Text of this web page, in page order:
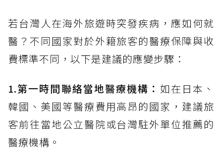
若台灣人在海外旅遊時突發疾病，應如何就
醫？不同國家對於外籍旅客的醫療保障與收
費標準不同，以下是建議的應變步驟：
1.第一時間聯絡當地醫療機構： 如在日本、
韓國、美國等醫療費用高昂的國家，建議旅
客前往當地公立醫院或台灣駐外單位推薦的
醫療機構。